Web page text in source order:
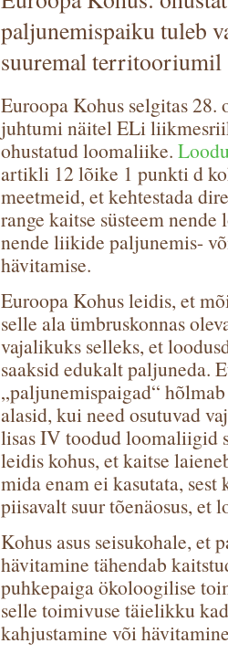
paljunemispaiku tuleb
suuremal territooriumil
Euroopa Kohus selgitas
juhtumi näitel ELi
ohustatud loomaliike.
artikli 12 lõike 1 punkti d
meetmeid, et kehtestada
range kaitse süsteem
nende liikide paljunemis-
hävitamise.
Euroopa Kohus leidis, et
selle ala ümbruskonnas
vajalikuks selleks, et
saaksid edukalt paljuneda.
„paljunemispaigad“
alasid, kui need osutuvad
lisas IV toodud loomaliigid
leidis kohus, et kaitse
mida enam ei kasutata,
piisavalt suur tõenäosus, et
Kohus asus seisukohale, et
hävitamine tähendab
puhkepaiga ökoloogilise
selle toimivuse täielikku
kahjustamine või